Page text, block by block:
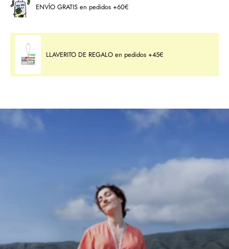
ENVÍO GRATIS en pedidos +60€
LLAVERITO DE REGALO en pedidos +45€